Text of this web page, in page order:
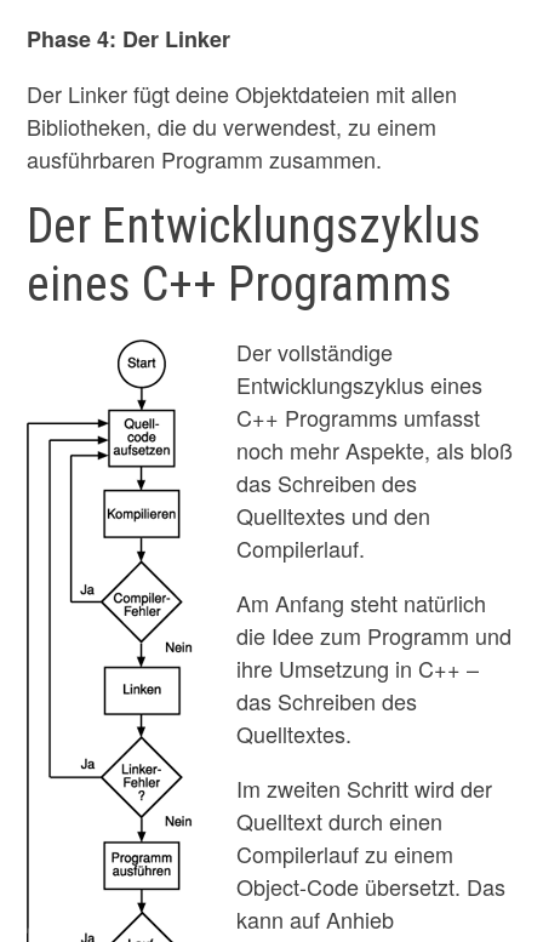
Phase 4: Der Linker
Der Linker fügt deine Objektdateien mit allen
Bibliotheken, die du verwendest, zu einem
ausführbaren Programm zusammen.
Der Entwicklungszyklus
eines C++ Programms
Der vollständige
Entwicklungszyklus eines
C++ Programms umfasst
noch mehr Aspekte, als bloß
das Schreiben des
Quelltextes und den
Compilerlauf.
Am Anfang steht natürlich
die Idee zum Programm und
ihre Umsetzung in C++ –
das Schreiben des
Quelltextes.
Im zweiten Schritt wird der
Quelltext durch einen
Compilerlauf zu einem
Object-Code übersetzt. Das
kann auf Anhieb